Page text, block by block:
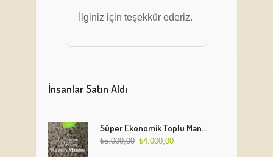
İlginiz için teşekkür ederiz.
İnsanlar Satın Aldı
Süper Ekonomik Toplu Mantı Paketi (5 Kg)
₺5.000,00 ₺4.000,00